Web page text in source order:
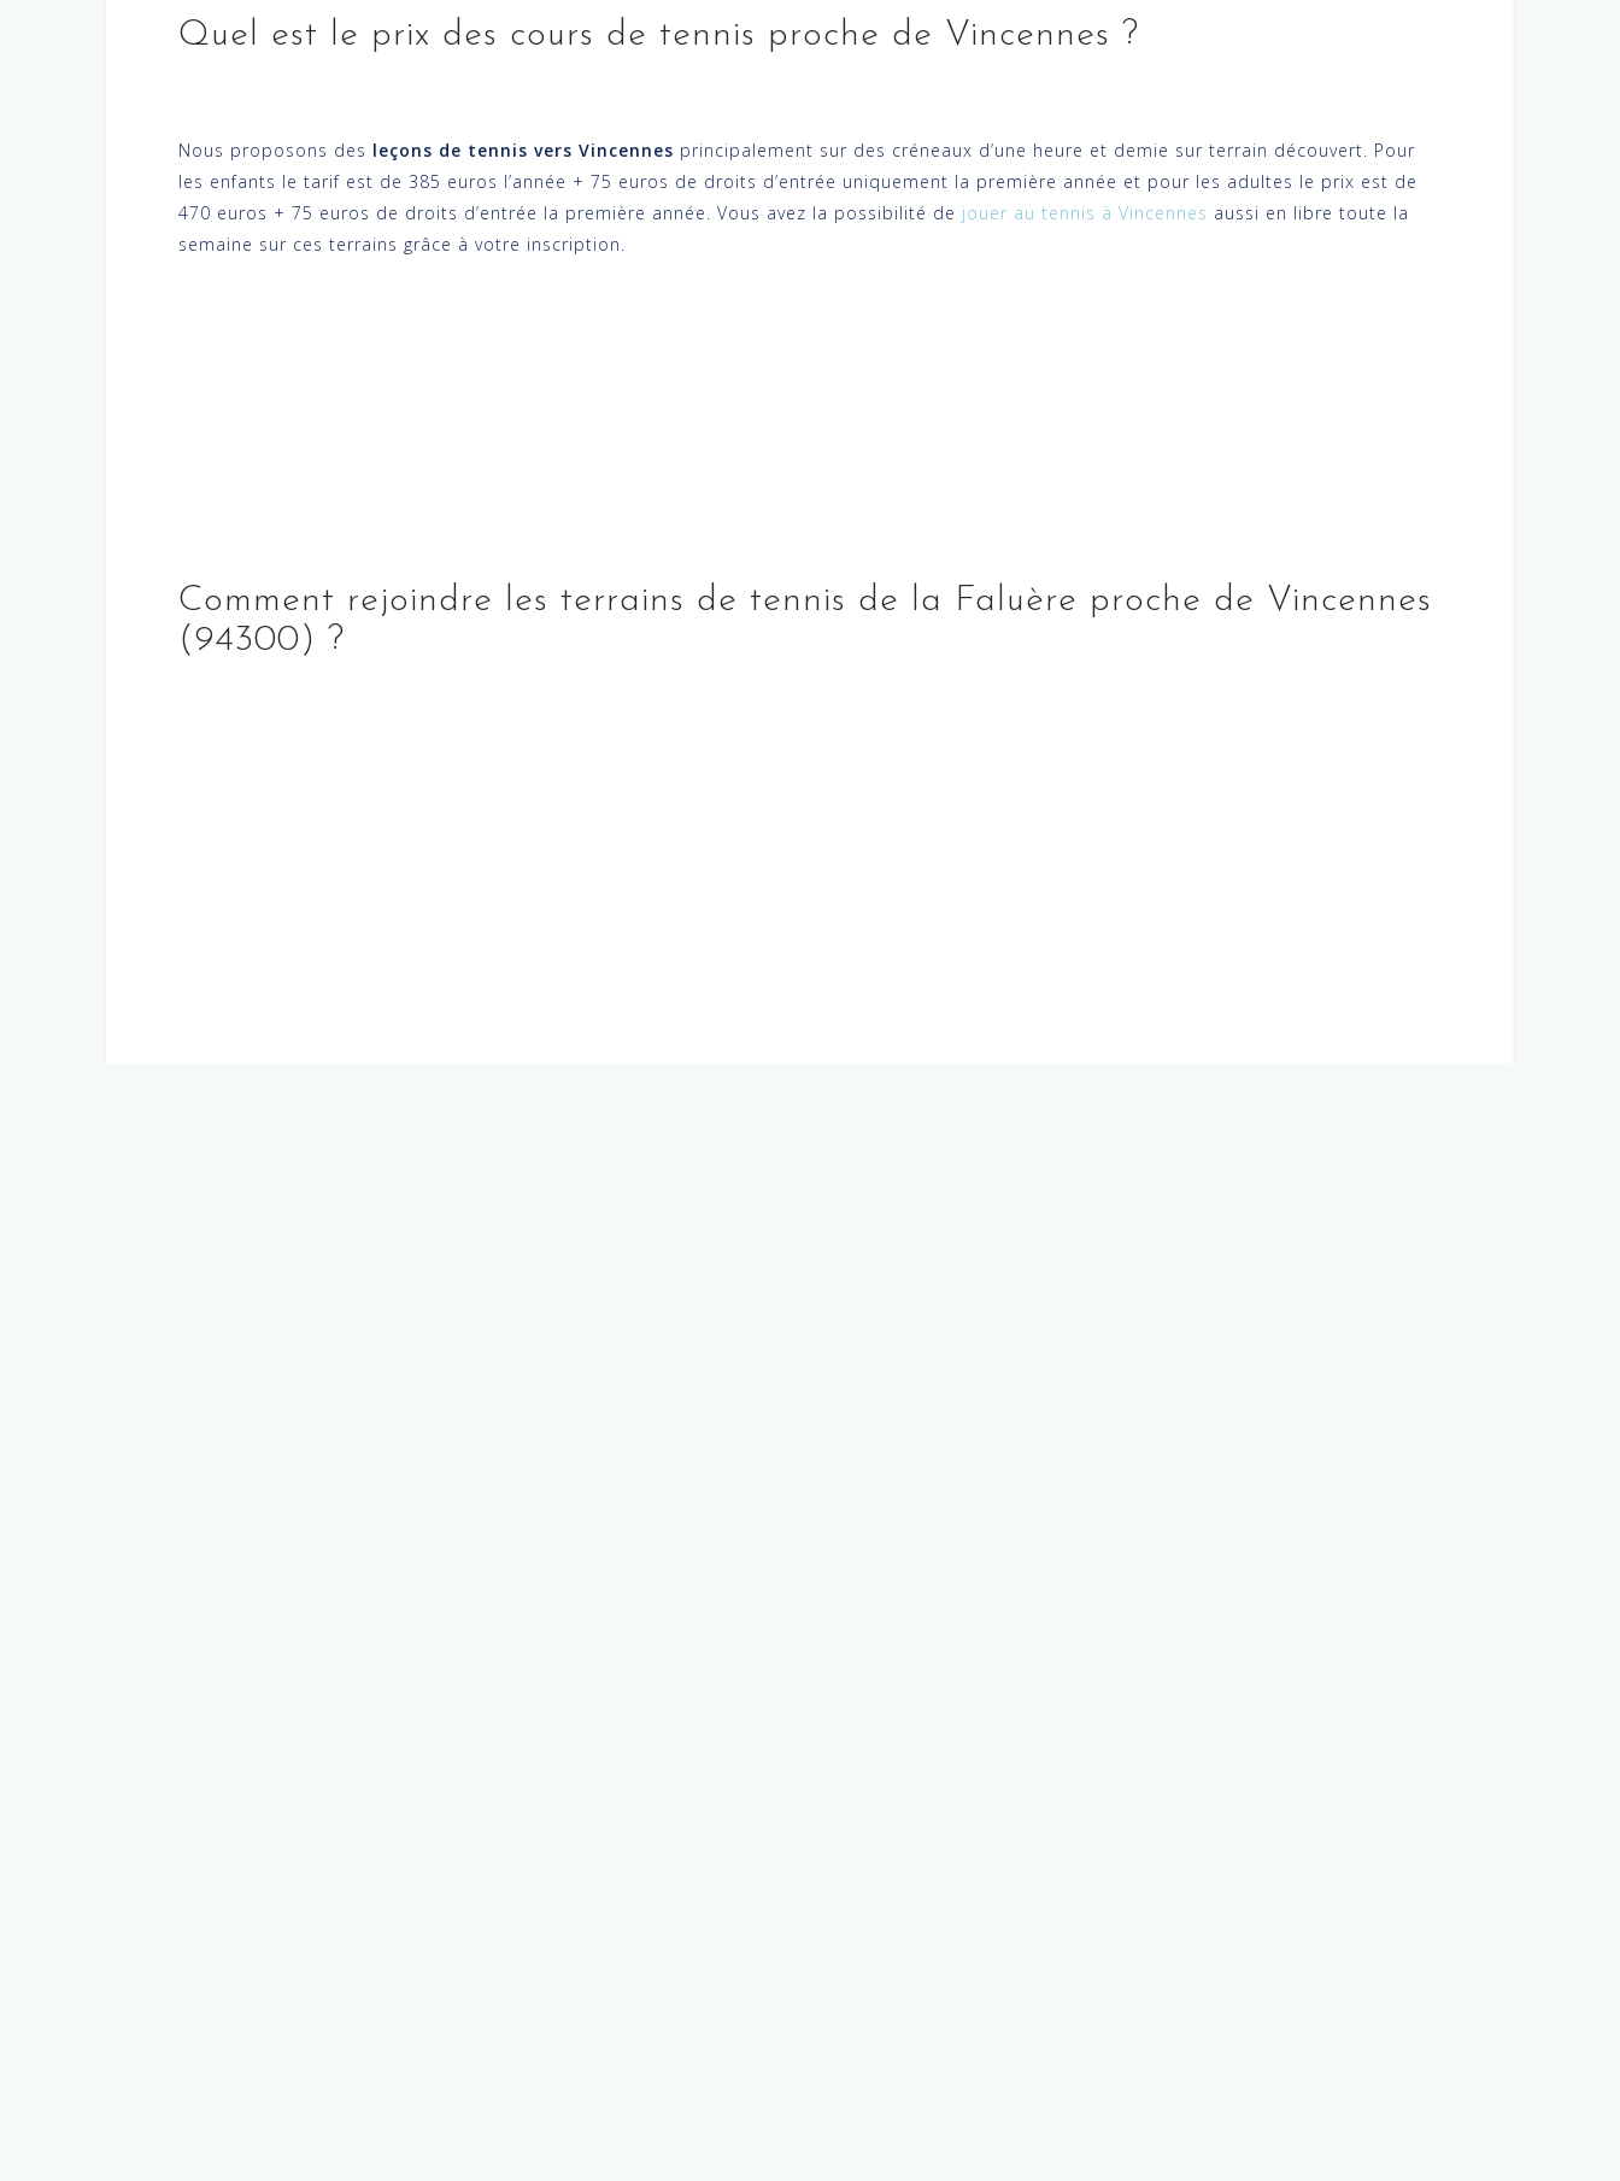
Quel est le prix des cours de tennis proche de Vincennes ?
Nous proposons des leçons de tennis vers Vincennes principalement sur des créneaux d’une heure et demie sur terrain découvert. Pour
les enfants le tarif est de 385 euros l’année + 75 euros de droits d’entrée uniquement la première année et pour les adultes le prix est de
470 euros + 75 euros de droits d’entrée la première année. Vous avez la possibilité de jouer au tennis à Vincennes aussi en libre toute la
semaine sur ces terrains grâce à votre inscription.
Comment rejoindre les terrains de tennis de la Faluère proche de Vincennes
(94300) ?